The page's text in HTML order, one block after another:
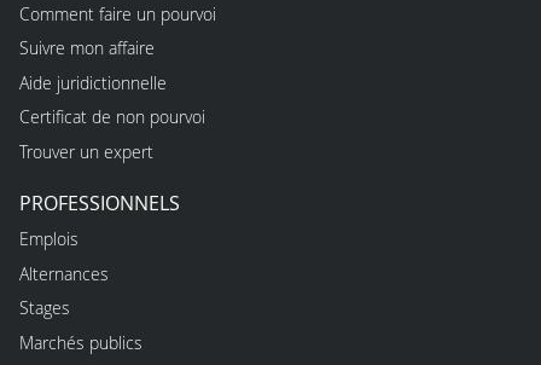
Comment faire un pourvoi
Suivre mon affaire
Aide juridictionnelle
Certificat de non pourvoi
Trouver un expert
PROFESSIONNELS
Emplois
Alternances
Stages
Marchés publics